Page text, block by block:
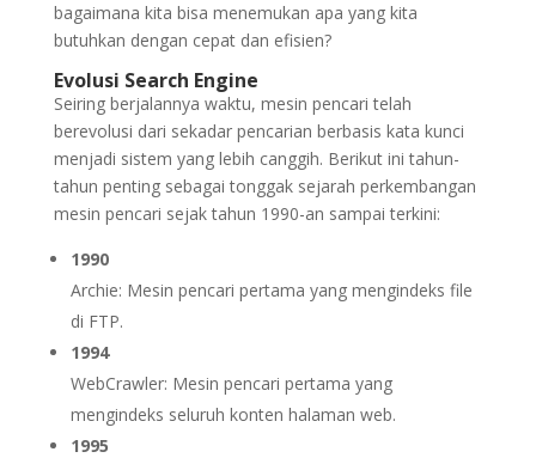
bagaimana kita bisa menemukan apa yang kita
butuhkan dengan cepat dan efisien?
Evolusi Search Engine
Seiring berjalannya waktu, mesin pencari telah
berevolusi dari sekadar pencarian berbasis kata kunci
menjadi sistem yang lebih canggih. Berikut ini tahun-
tahun penting sebagai tonggak sejarah perkembangan
mesin pencari sejak tahun 1990-an sampai terkini:
1990
Archie: Mesin pencari pertama yang mengindeks file
di FTP.
1994
WebCrawler: Mesin pencari pertama yang
mengindeks seluruh konten halaman web.
1995